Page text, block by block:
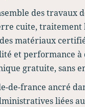
des travaux
cuite,
matériaux
et performance à
gratuite, sans
de-france ancré
liées